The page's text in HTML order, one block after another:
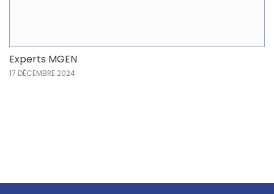
Experts MGEN
17 DÉCEMBRE 2024